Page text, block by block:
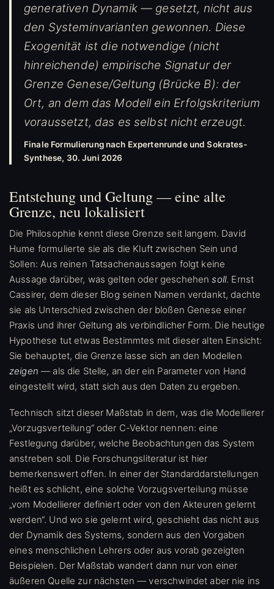
generativen Dynamik — gesetzt, nicht aus
den Systeminvarianten gewonnen. Diese
Exogenität ist die notwendige (nicht
hinreichende) empirische Signatur der
Grenze Genese/Geltung (Brücke B): der
Ort, an dem das Modell ein Erfolgskriterium
voraussetzt, das es selbst nicht erzeugt.
Finale Formulierung nach Expertenrunde und Sokrates-
Synthese, 30. Juni 2026
Entstehung und Geltung — eine alte
Grenze, neu lokalisiert
Die Philosophie kennt diese Grenze seit langem. David
Hume formulierte sie als die Kluft zwischen Sein und
Sollen: Aus reinen Tatsachenaussagen folgt keine
Aussage darüber, was gelten oder geschehensoll. Ernst
Cassirer, dem dieser Blog seinen Namen verdankt, dachte
sie als Unterschied zwischen der bloßen Genese einer
Praxis und ihrer Geltung als verbindlicher Form. Die heutige
Hypothese tut etwas Bestimmtes mit dieser alten Einsicht:
Sie behauptet, die Grenze lasse sich an den Modellen
zeigen — als die Stelle, an der ein Parameter von Hand
eingestellt wird, statt sich aus den Daten zu ergeben.
Technisch sitzt dieser Maßstab in dem, was die Modellierer
„Vorzugsverteilung“ oder C-Vektor nennen: eine
Festlegung darüber, welche Beobachtungen das System
anstreben soll. Die Forschungsliteratur ist hier
bemerkenswert offen. In einer der Standarddarstellungen
heißt es schlicht, eine solche Vorzugsverteilung müsse
„vom Modellierer definiert oder von den Akteuren gelernt
werden“. Und wo sie gelernt wird, geschieht das nicht aus
der Dynamik des Systems, sondern aus den Vorgaben
eines menschlichen Lehrers oder aus vorab gezeigten
Beispielen. Der Maßstab wandert dann nur von einer
äußeren Quelle zur nächsten — verschwindet aber nie ins